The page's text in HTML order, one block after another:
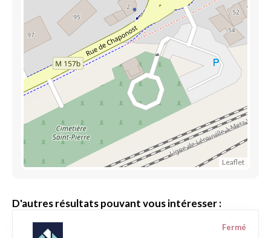
Leaflet
D'autres résultats pouvant vous intéresser :
Fermé